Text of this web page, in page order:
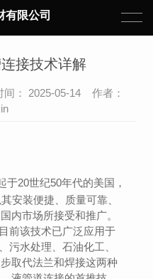
有限公司
接技术详解
： 2025-05-14 作者：
于20世纪50年代的美国，
安装便捷、质量可靠、
内市场所接受和推广。
前该技术已广泛应用于
污水处理、石油化工、
取代法兰和焊接这两种